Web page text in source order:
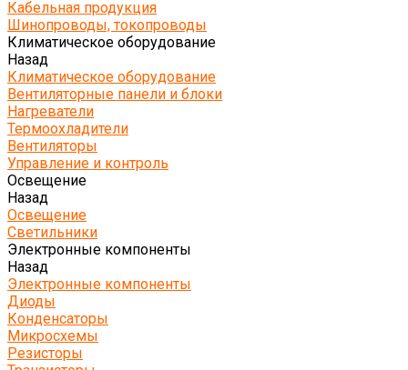
Кабельная продукция
Шинопроводы, токопроводы
Климатическое оборудование
Назад
Климатическое оборудование
Вентиляторные панели и блоки
Нагреватели
Термоохладители
Вентиляторы
Управление и контроль
Освещение
Назад
Освещение
Светильники
Электронные компоненты
Назад
Электронные компоненты
Диоды
Конденсаторы
Микросхемы
Резисторы